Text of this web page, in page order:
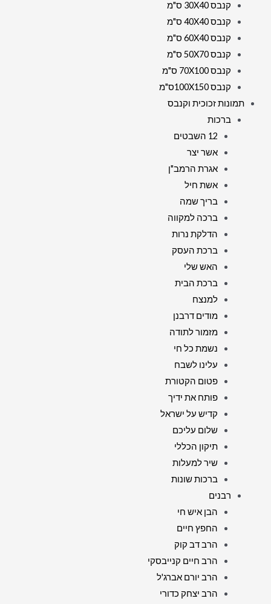
קנבס 30X40 ס"מ
קנבס 40X40 ס"מ
קנבס 60X40 ס"מ
קנבס 50X70 ס"מ
קנבס 70X100 ס"מ
קנבס 100X150ס"מ
תמונות זכוכית וקנבס
ברכות
12 השבטים
אשר יצר
אגרת הרמב"ן
אשת חיל
בריך שמה
ברכה למקווה
הדלקת נרות
ברכת העסק
האש שלי
ברכת הבית
למנצח
מודים דרבנן
מזמור לתודה
נשמת כל חי
עלינו לשבח
פטום הקטורת
פותח את ידיך
קדיש על ישראל
שלום עליכם
תיקון הכללי
שיר למעלות
ברכות שונות
רבנים
הבן איש חי
החפץ חיים
הרב דב קוק
הרב חיים קנייבסקי
הרב יורם אברג'ל
הרב יצחק כדורי